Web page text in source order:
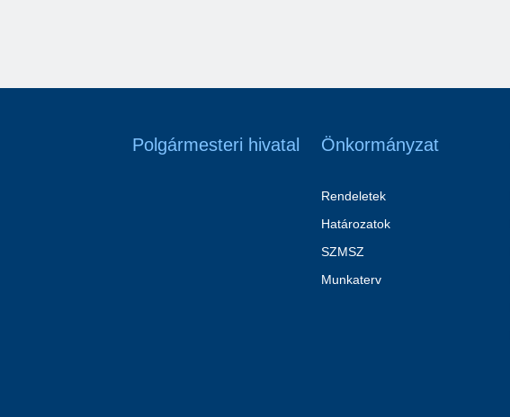
Polgármesteri hivatal Önkormányzat
Rendeletek
Határozatok
SZMSZ
Munkaterv